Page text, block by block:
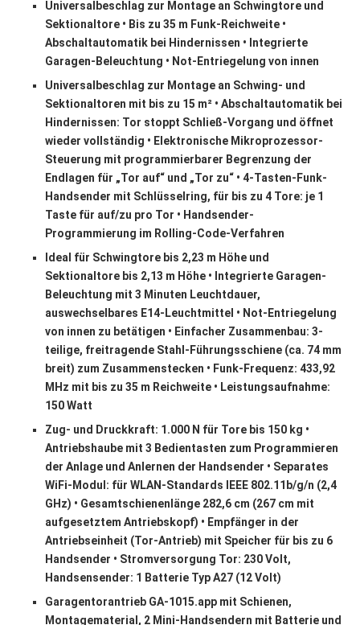
Universalbeschlag zur Montage an Schwingtore und
Sektionaltore • Bis zu 35 m Funk-Reichweite •
Abschaltautomatik bei Hindernissen • Integrierte
Garagen-Beleuchtung • Not-Entriegelung von innen
Universalbeschlag zur Montage an Schwing- und
Sektionaltoren mit bis zu 15 m² • Abschaltautomatik bei
Hindernissen: Tor stoppt Schließ-Vorgang und öffnet
wieder vollständig • Elektronische Mikroprozessor-
Steuerung mit programmierbarer Begrenzung der
Endlagen für „Tor auf“ und „Tor zu“ • 4-Tasten-Funk-
Handsender mit Schlüsselring, für bis zu 4 Tore: je 1
Taste für auf/zu pro Tor • Handsender-
Programmierung im Rolling-Code-Verfahren
Ideal für Schwingtore bis 2,23 m Höhe und
Sektionaltore bis 2,13 m Höhe • Integrierte Garagen-
Beleuchtung mit 3 Minuten Leuchtdauer,
auswechselbares E14-Leuchtmittel • Not-Entriegelung
von innen zu betätigen • Einfacher Zusammenbau: 3-
teilige, freitragende Stahl-Führungsschiene (ca. 74 mm
breit) zum Zusammenstecken • Funk-Frequenz: 433,92
MHz mit bis zu 35 m Reichweite • Leistungsaufnahme:
150 Watt
Zug- und Druckkraft: 1.000 N für Tore bis 150 kg •
Antriebshaube mit 3 Bedientasten zum Programmieren
der Anlage und Anlernen der Handsender • Separates
WiFi-Modul: für WLAN-Standards IEEE 802.11b/g/n (2,4
GHz) • Gesamtschienenlänge 282,6 cm (267 cm mit
aufgesetztem Antriebskopf) • Empfänger in der
Antriebseinheit (Tor-Antrieb) mit Speicher für bis zu 6
Handsender • Stromversorgung Tor: 230 Volt,
Handsensender: 1 Batterie Typ A27 (12 Volt)
Garagentorantrieb GA-1015.app mit Schienen,
Montagematerial, 2 Mini-Handsendern mit Batterie und